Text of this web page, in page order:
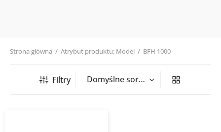
Strona główna / Atrybut produktu: Model / BFH 1000
Filtry